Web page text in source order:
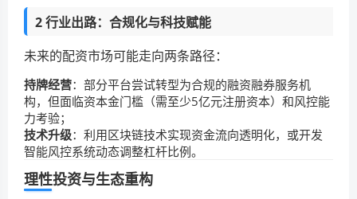
2 行业出路：合规化与科技赋能
未来的配资市场可能走向两条路径：
持牌经营：部分平台尝试转型为合规的融资融券服务机
构，但面临资本金门槛（需至少5亿元注册资本）和风控能
力考验；
技术升级：利用区块链技术实现资金流向透明化，或开发
智能风控系统动态调整杠杆比例。
理性投资与生态重构